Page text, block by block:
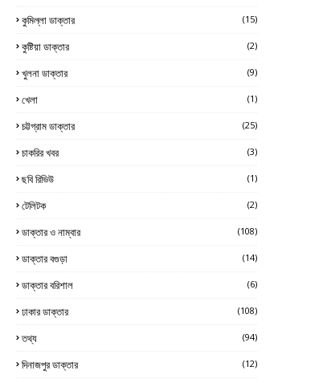
কুমিল্লা ডাক্তার (15)
কুষ্টিয়া ডাক্তার (2)
খুলনা ডাক্তার (9)
খেলা (1)
চট্টগ্রাম ডাক্তার (25)
চাকরির খবর (3)
ছবি রিভিউ (1)
টেলিটক (2)
ডাক্তার ও নাম্বার (108)
ডাক্তার বগুড়া (14)
ডাক্তার বরিশাল (6)
ঢাকার ডাক্তার (108)
তথ্য (94)
দিনাজপুর ডাক্তার (12)